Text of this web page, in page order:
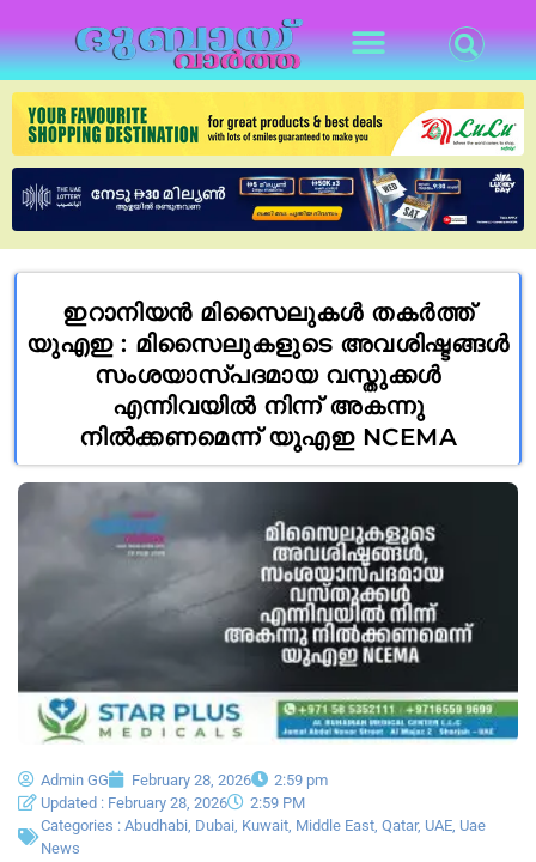
ഇറാനിയൻ മിസൈലുകൾ തകർത്ത്
യുഎഇ : മിസൈലുകളുടെ അവശിഷ്ടങ്ങൾ
സംശയാസ്പദമായ വസ്തുക്കൾ
എന്നിവയിൽ നിന്ന് അകന്നു
നിൽക്കണമെന്ന് യുഎഇ NCEMA
Admin GG February 28, 2026
2:59 pm
Updated : February 28, 2026
2:59 PM
Categories : Abudhabi Dubai Kuwait Middle East Qatar, UAE Uae
News